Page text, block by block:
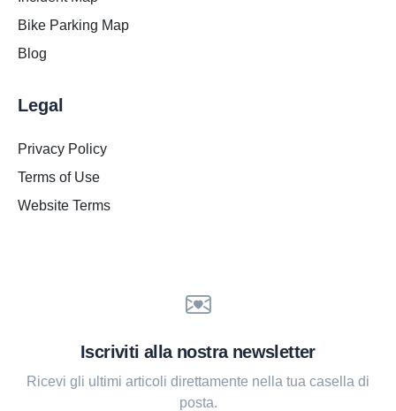
Bike Parking Map
Blog
Legal
Privacy Policy
Terms of Use
Website Terms
Iscriviti alla nostra newsletter
Ricevi gli ultimi articoli direttamente nella tua casella di
posta.